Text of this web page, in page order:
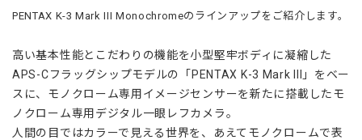
ー
を
開
く
PENTAX K-3 Mark III Monochromeのラインアップをご紹介します。
高い基本性能とこだわりの機能を小型堅牢ボディに凝縮した
APS-Cフラッグシップモデルの「PENTAX K-3 Mark III」をベー
スに、モノクローム専用イメージセンサーを新たに搭載したモ
ノクローム専用デジタル一眼レフカメラ。
人間の目ではカラーで見える世界を、あえてモノクロームで表